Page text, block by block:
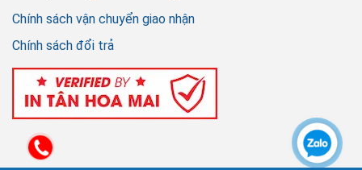
Chính sách vận chuyển giao nhận
Chính sách đổi trả